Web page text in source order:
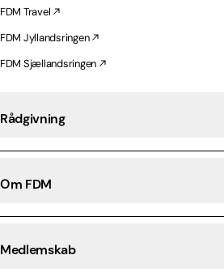
FDM Travel
FDM Jyllandsringen
FDM Sjællandsringen
Rådgivning
Om FDM
Medlemskab